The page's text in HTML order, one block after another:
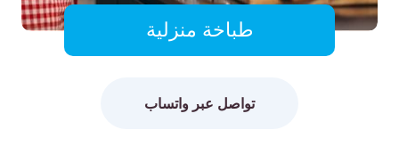
طباخة منزلية
تواصل عبر واتساب